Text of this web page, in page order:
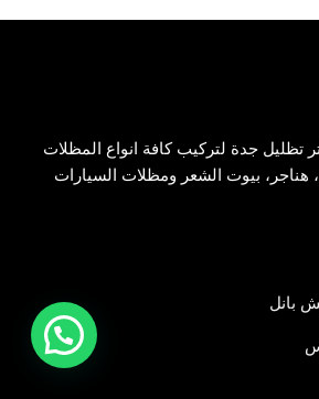
جدة لتركيب كافة انواع المظلات
هناجر، بيوت الشعر ومظلات السيارات
بانل